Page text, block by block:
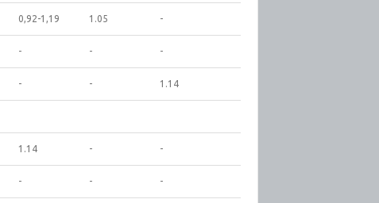
0,92-1,19 1.05 -
- - -
- - 1.14
1.14 - -
- - -